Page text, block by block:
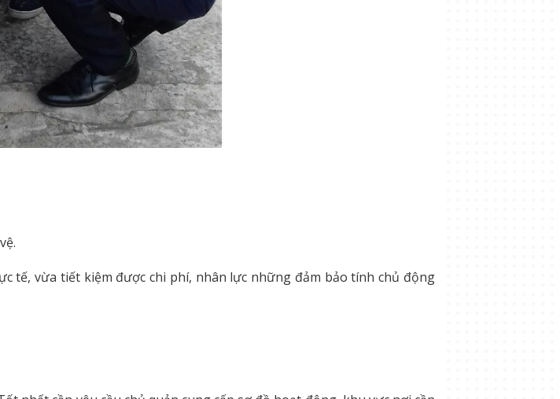
tế, vừa tiết kiệm được chi phí, nhân lực những đảm bảo tính chủ động